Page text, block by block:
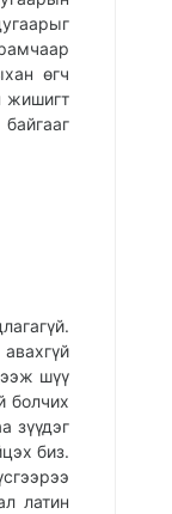
өгч
жишигт
шүү
болчих
зүүдэг
биз.
латин